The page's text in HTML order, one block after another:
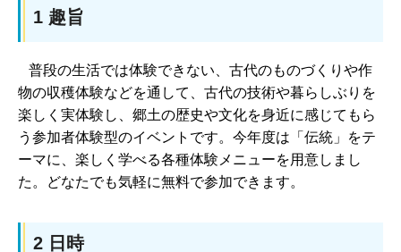
1 趣旨
普段の生活では体験できない、古代のものづくりや作
物の収穫体験などを通して、古代の技術や暮らしぶりを
楽しく実体験し、郷土の歴史や文化を身近に感じてもら
う参加者体験型のイベントです。今年度は「伝統」をテ
ーマに、楽しく学べる各種体験メニューを用意しまし
た。どなたでも気軽に無料で参加できます。
2 日時